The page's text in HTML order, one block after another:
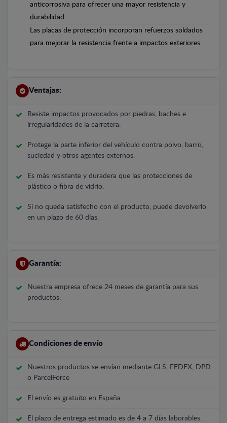
anticorrosiva para ofrecer una mayor resistencia y
durabilidad.
Las placas de protección incorporan refuerzos soldados
para mejorar la resistencia frente a impactos exteriores.
Ventajas:
Resiste impactos provocados por piedras, baches e
irregularidades de la carretera.
Protege la parte inferior del vehículo contra polvo, barro,
suciedad y otros agentes externos.
Es más resistente y duradera que las protecciones de
plástico o fibra de vidrio.
Si no queda satisfecho con el producto, puede devolverlo
en un plazo de 60 días.
Garantía:
Nuestra empresa ofrece 24 meses de garantía para sus
productos.
Condiciones de envío
Nuestros productos se envían mediante GLS, FEDEX, DPD
o ParcelForce
El envío es gratuito en España.
El plazo de entrega estimado es de 4 a 7 días laborables.